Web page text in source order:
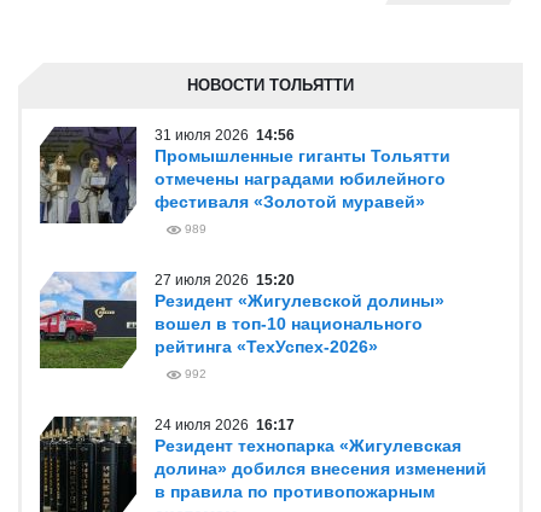
НОВОСТИ ТОЛЬЯТТИ
31 июля 2026 14:56
Промышленные гиганты Тольятти
отмечены наградами юбилейного
фестиваля «Золотой муравей»
989
27 июля 2026 15:20
Резидент «Жигулевской долины»
вошел в топ-10 национального
рейтинга «ТехУспех-2026»
992
24 июля 2026 16:17
Резидент технопарка «Жигулевская
долина» добился внесения изменений
в правила по противопожарным